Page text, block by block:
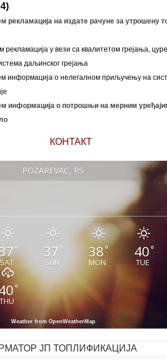
рекламација на издате рачуне за утрошену
рекламација у вези са квалитетом грејања,
даљинског грејања
информација о нелегалном приључењу на
информација о потрошњи на мерним
КОНТАКТ
POŽAREVAC, RS
°
SAT
37 °
SUN
38°
MON
40°
TUE
°
THU
Weather from OpenWeatherMap
ЈП ТОПЛИФИКАЦИЈА